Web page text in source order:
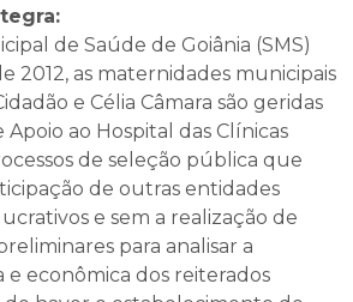
de Saúde de Goiânia (SMS)
2012, as maternidades municipais
e Célia Câmara são geridas
ao Hospital das Clínicas
de seleção pública que
de outras entidades
e sem a realização de
para analisar a
e econômica dos reiterados